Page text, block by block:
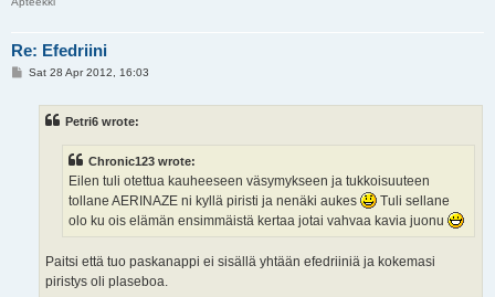
Re: Efedriini
PSat 28 Apr 2012, 16:03
Petri6 wrote:
Chronic123 wrote:
Eilen tuli otettua kauheeseen väsymykseen ja tukkoisuuteen
tollane AERINAZE ni kyllä piristi ja nenäki aukes
Tuli sellane
olo ku ois elämän ensimmäistä kertaa jotai vahvaa kavia juonu
Paitsi että tuo paskanappi ei sisällä yhtään efedriiniä ja kokemasi
piristys oli plaseboa.